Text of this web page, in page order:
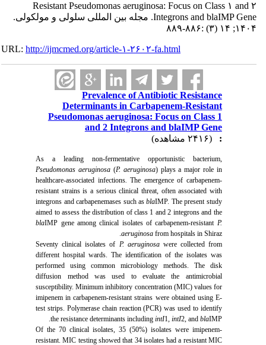
Resistant Pseudomonas aeruginosa: Focus on Class ۱ and ۲
Integrons and blaIMP Gene. مجله بین المللی سلولی و مولکولی.
۱۴۰۴; ۱۴ (۳) :۸۸۶-۸۸۹
URL:http://ijmcmed.org/article-۱-۲۶۰۲-fa.html
Prevalence of Antibiotic Resistance
Determinants in Carbapenem-Resistant
Pseudomonas aeruginosa: Focus on Class 1
and 2 Integrons and blaIMP Gene
As a leading non-fermentative opportunistic bacterium,
Pseudomonas aeruginosa( P. aeruginosa) plays a major role in
healthcare-associated infections.The emergence of carbapenem-
resistant strains is a serious clinical threat, often associated with
integrons and carbapenemases such asblaIMP. The present study
aimed to assess the distribution of class 1 and 2 integrons and the
blaIMP gene among clinical isolates of carbapenem-resistant
aeruginosafrom hospitals in Shiraz.
Seventy clinical isolates of P. aeruginosawere collected from
different hospital wards. The identification of the isolates was
performed using common microbiology methods. The disk
diffusion method was used to evaluate the antimicrobial
susceptibility. Minimum inhibitory concentration (MIC) values for
imipenem in carbapenem-resistant strains were obtained using E-
test strips. Polymerase chain reaction (PCR) was used to identify
the resistance determinants includingintI 1,intI 2, andblaIMP.
Of the 70 clinical isolates, 35 (50%) isolates were imipenem-
resistant. MIC testing showed that 34 isolates had a resistant MIC